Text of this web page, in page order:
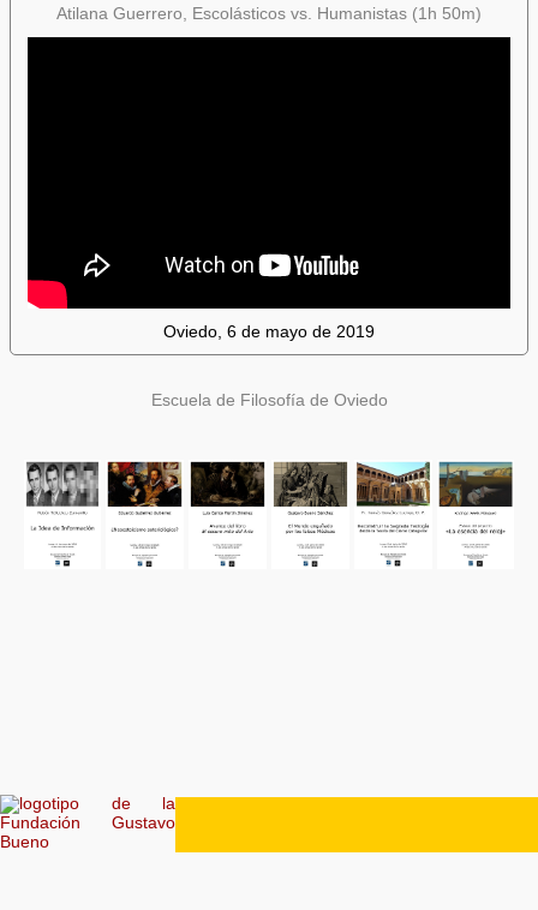
Atilana Guerrero, Escolásticos vs. Humanistas (1h 50m)
Oviedo, 6 de mayo de 2019
Escuela de Filosofía de Oviedo